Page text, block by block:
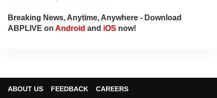
Breaking News, Anytime, Anywhere - Download
ABPLIVE on Android and iOS now!
ABOUT US FEEDBACK
CAREERS